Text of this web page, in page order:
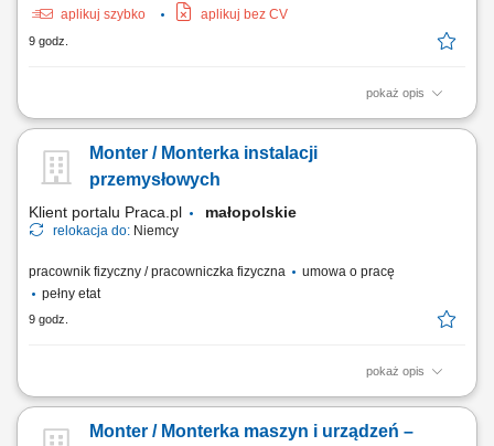
aplikuj szybko
aplikuj bez CV
9 godz.
pokaż opis
Odświeżanie i renowacja domków kempingowych na podstawie listy
listew narożnych, zestawów prysznicowych oraz wymiana oświetlenia i
osprzętu elektrycznego; Układanie wykładzin podłogowych oraz
Monter / Monterka instalacji
przemysłowych
Klient portalu Praca.pl małopolskie
relokacja do: Niemcy
pracownik fizyczny / pracowniczka fizyczna
umowa o pracę
pełny etat
9 godz.
pokaż opis
Montaż mechaniczny maszyn i urządzeń przemysłowych zgodnie z
pneumatycznych, sterujących oraz czujników. Uruchamianie oraz
Monter / Monterka maszyn i urządzeń –